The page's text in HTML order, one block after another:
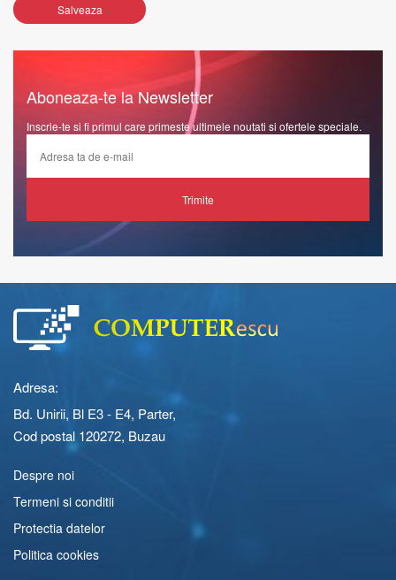
Salveaza
Aboneaza-te la Newsletter
Inscrie-te si fi primul care primeste ultimele noutati si ofertele speciale.
Trimite
Adresa:
Bd. Unirii, Bl E3 - E4, Parter,
Cod postal 120272, Buzau
Despre noi
Termeni si conditii
Protectia datelor
Politica cookies